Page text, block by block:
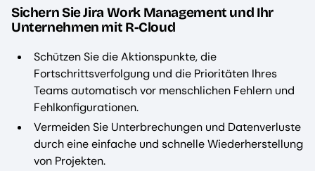
Sichern Sie Jira Work Management und Ihr
Unternehmen mit R-Cloud
Schützen Sie die Aktionspunkte, die
Fortschrittsverfolgung und die Prioritäten Ihres
Teams automatisch vor menschlichen Fehlern und
Fehlkonfigurationen.
Vermeiden Sie Unterbrechungen und Datenverluste
durch eine einfache und schnelle Wiederherstellung
von Projekten.